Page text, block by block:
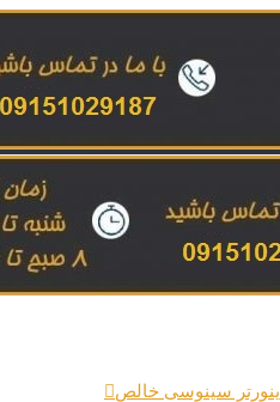
اینورتر سینوسی خالص